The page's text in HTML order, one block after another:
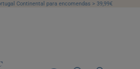
Continental para encomendas > 39,99€